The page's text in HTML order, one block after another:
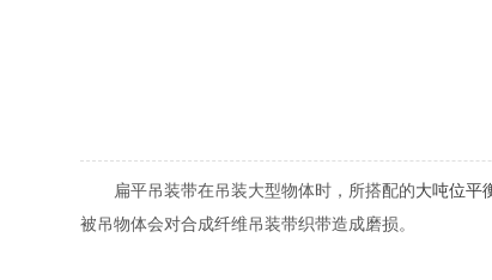
扁平吊装带在吊装大型物体时，所搭配的大吨位平
被吊物体会对合成纤维吊装带织带造成磨损。